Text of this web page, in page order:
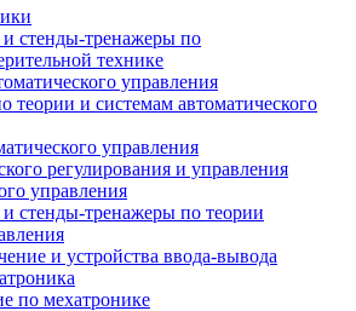
стенды-тренажеры по
технике
управления
теории и системам автоматического
управления
регулирования и управления
управления
стенды-тренажеры по теории
и устройства ввода-вывода
по мехатронике